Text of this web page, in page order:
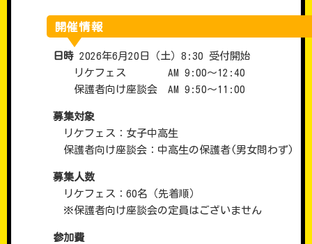
開催情報
日時 2026年6月20日（土）8:30 受付開始
リケフェス AM 9:00〜12:40
保護者向け座談会 AM 9:50〜11:00
募集対象
リケフェス：女子中高生
保護者向け座談会：中高生の保護者(男女問わず)
募集人数
リケフェス：60名（先着順）
※保護者向け座談会の定員はございません
参加費